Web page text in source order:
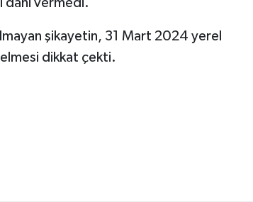
şikayetin, 31 Mart 2024 yerel
dikkat çekti.